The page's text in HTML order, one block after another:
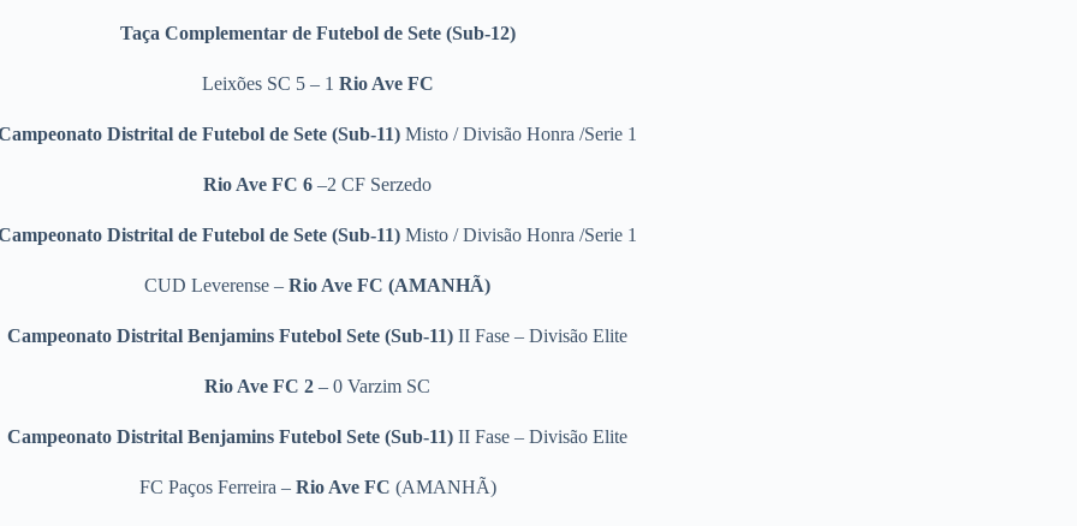
Taça Complementar de Futebol de Sete (Sub-12)
Leixões SC 5 – 1 Rio Ave FC
Distrital de Futebol de Sete (Sub-11) Misto / Divisão Honra /Serie 1
Rio Ave FC 6 –2 CF Serzedo
Distrital de Futebol de Sete (Sub-11) Misto / Divisão Honra /Serie 1
CUD Leverense – Rio Ave FC (AMANHÃ)
Campeonato Distrital Benjamins Futebol Sete (Sub-11) II Fase – Divisão Elite
Rio Ave FC 2 – 0 Varzim SC
Campeonato Distrital Benjamins Futebol Sete (Sub-11) II Fase – Divisão Elite
FC Paços Ferreira – Rio Ave FC (AMANHÃ)